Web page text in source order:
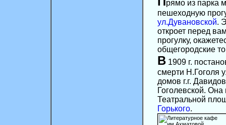
рямо из парка
пешеходную
ул.Дувановской.
откроет перед
прогулку,
общегородские
В 1909 г.
смерти Н.Гоголя
домов г.г.
Гоголевской.
Театральной
Горького.